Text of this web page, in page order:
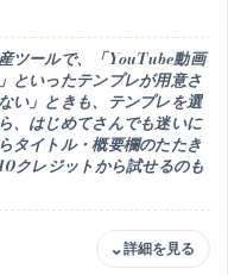
い月15.99ドル）/
ドル（2026年時点）
ツールで、「YouTube動画
といったテンプレが用意さ
い」ときも、テンプレを選
、はじめてさんでも迷いに
タイトル・概要欄のたたき
クレジットから試せるのも